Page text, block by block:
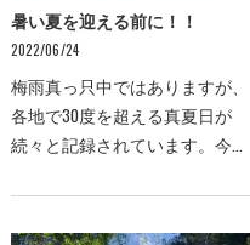
暑い夏を迎える前に！！
2022/06/24
梅雨真っ只中ではありますが、
各地で30度を超える真夏日が
続々と記録されています。今年
いる中で、エアコンが必需品に
なっていますね。皆様はもうエ